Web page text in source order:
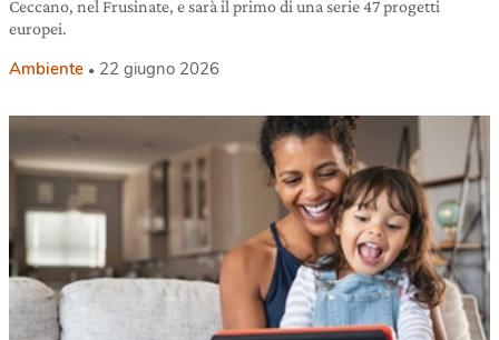
Ceccano, nel Frusinate, e sarà il primo di una serie 47 progetti
europei.
Ambiente 22 giugno 2026